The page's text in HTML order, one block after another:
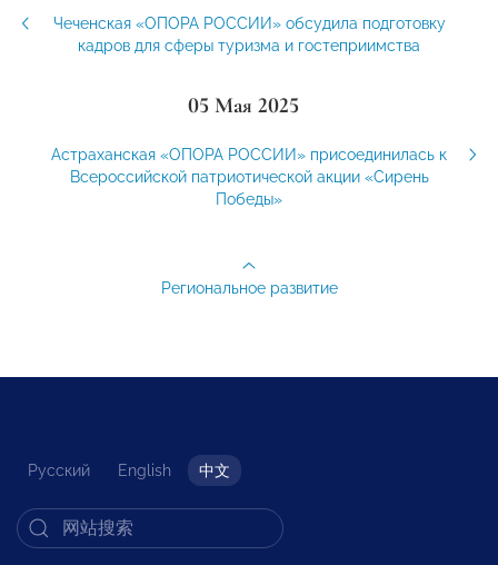
Чеченская «ОПОРА РОССИИ» обсудила подготовку
кадров для сферы туризма и гостеприимства
05 Мая 2025
Астраханская «ОПОРА РОССИИ» присоединилась к
Всероссийской патриотической акции «Сирень
Победы»
Региональное развитие
Русский English 中文